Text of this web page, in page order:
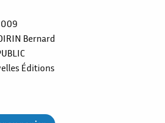
Bernard
Éditions